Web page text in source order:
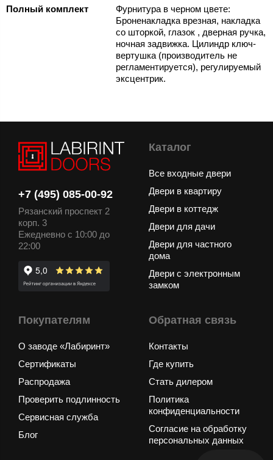
Полный комплект
Фурнитура в черном цвете:
Броненакладка врезная, накладка
со шторкой, глазок , дверная ручка,
ночная задвижка. Цилиндр ключ-
вертушка (производитель не
регламентируется), регулируемый
эксцентрик.
+7 (495) 085-00-92
Рязанский проспект 2
корп. 3
Ежедневно с 10:00 до
22:00
Каталог
Все входные двери
Двери в квартиру
Двери в коттедж
Двери для дачи
Двери для частного
дома
Двери с электронным
замком
Покупателям
О заводе «Лабиринт»
Сертификаты
Распродажа
Проверить подлинность
Сервисная служба
Блог
Обратная связь
Контакты
Где купить
Стать дилером
Политика
конфиденциальности
Согласие на обработку
персональных данных